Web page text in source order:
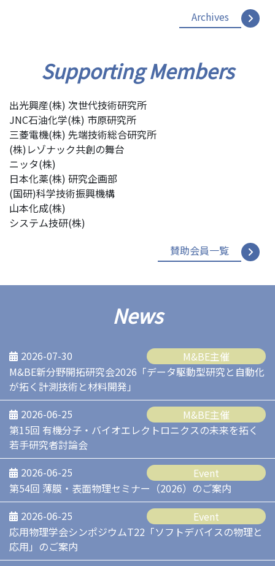
Archives
Supporting Members
出光興産(株) 次世代技術研究所
JNC石油化学(株) 市原研究所
三菱電機(株) 先端技術総合研究所
(株)レゾナック共創の舞台
ニッタ(株)
日本化薬(株) 研究企画部
(国研)科学技術振興機構
山本化成(株)
システム技研(株)
賛助会員一覧
News
2026-07-30
M&BE主催
M&BE新分野開拓研究会2026「データ駆動型研究と自動化
が拓く計測技術と材料開発」
2026-06-25
M&BE主催
第15回 有機分子・バイオエレクトロニクスの未来を拓く
若手研究者討論会
2026-06-25
Event
第54回 薄膜・表面物理セミナー（2026）のご案内
2026-06-25
Event
応用物理学会シンポジウムT22「ソフトデバイスの物理と
応用」のご案内